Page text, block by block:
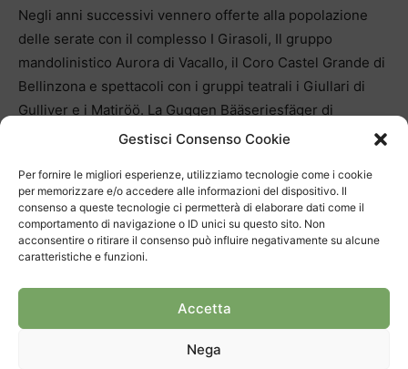
Gestisci Consenso Cookie
Per fornire le migliori esperienze, utilizziamo tecnologie come i cookie
per memorizzare e/o accedere alle informazioni del dispositivo. Il
consenso a queste tecnologie ci permetterà di elaborare dati come il
comportamento di navigazione o ID unici su questo sito. Non
acconsentire o ritirare il consenso può influire negativamente su alcune
caratteristiche e funzioni.
Accetta
Nega
Negli anni successivi vennero offerte alla popolazione
delle serate con il complesso I Girasoli, Il gruppo
mandolinistico Aurora di Vacallo, il Coro Castel Grande di
Bellinzona e spettacoli con i gruppi teatrali i Giullari di
Gulliver e i Matiröö. La Guggen Bääseriesfäger di
Harpolingen arrivò a Balerna nel 2013 per accompagnare
Passo dopo passo si è arrivati a festeggiare i 40 anni di
attività. Per sottolineare l’evento, all’inizio dell’anno è
stata organizzata una serata speciale: una godenda di
Balerna: l’Associazione Acqua e Miele, coordinata da
Egidio Cescato e l’Associazione Esperance Acti,
coordinata da Ivan Schick; alle due associazioni sono stati